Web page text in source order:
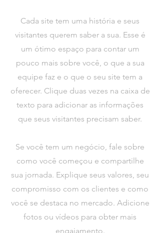
​Cada site tem uma história e seus
visitantes querem saber a sua. Esse é
um ótimo espaço para contar um
pouco mais sobre você, o que a sua
equipe faz e o que o seu site tem a
oferecer. Clique duas vezes na caixa de
texto para adicionar as informações
que seus visitantes precisam saber.
Se você tem um negócio, fale sobre
como você começou e compartilhe
sua jornada. Explique seus valores, seu
compromisso com os clientes e como
você se destaca no mercado. Adicione
fotos ou vídeos para obter mais
engajamento.